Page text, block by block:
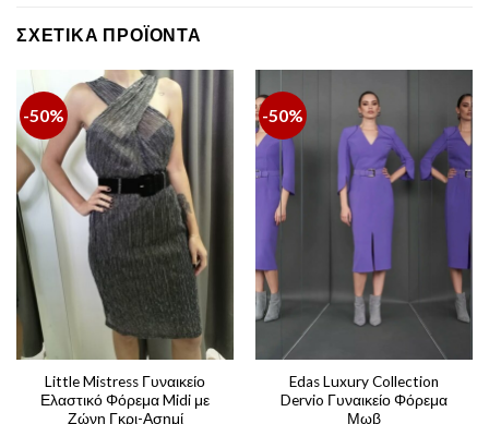
ΣΧΕΤΙΚΆ ΠΡΟΪΌΝΤΑ
-50%
Little Mistress Γυναικείο
Ελαστικό Φόρεμα Midi με
Ζώνη Γκρι-Ασημί
-50%
Edas Luxury Collection
Dervio Γυναικείο Φόρεμα
Μωβ